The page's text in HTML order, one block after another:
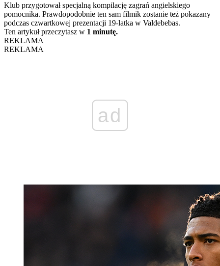
Klub przygotował specjalną kompilację zagrań angielskiego
pomocnika. Prawdopodobnie ten sam filmik zostanie też pokazany
podczas czwartkowej prezentacji 19-latka w Valdebebas.
Ten artykuł przeczytasz w 1 minutę.
REKLAMA
REKLAMA
ad